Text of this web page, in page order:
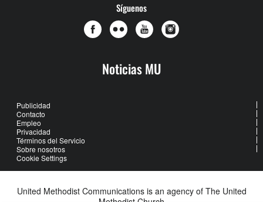
Síguenos
Noticias MU
Publicidad
Contacto
Empleo
Privacidad
Términos del Servicio
Sobre nosotros
Cookie Settings
United Methodist Communications is an agency of The United